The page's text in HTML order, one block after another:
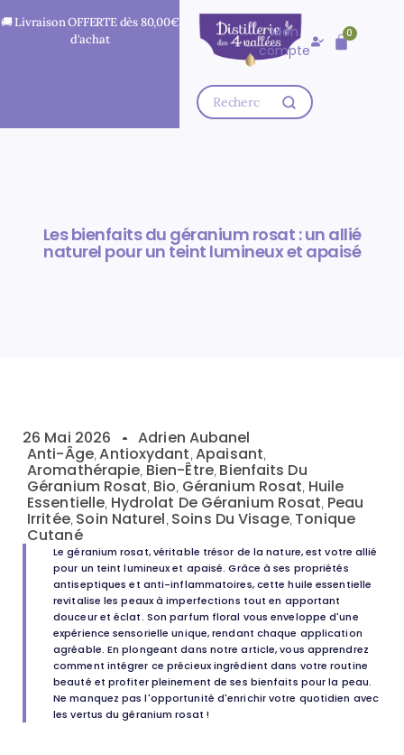
🚚 Livraison OFFERTE dès 80,00€
d'achat
Mon
compte
0
Les bienfaits du géranium rosat : un allié
naturel pour un teint lumineux et apaisé
26 Mai 2026 Adrien Aubanel
Anti-Âge,Antioxydant,Apaisant,
Aromathérapie, Bien-Être, Bienfaits Du
Géranium Rosat, Bio, Géranium Rosat, Huile
Essentielle, Hydrolat De Géranium Rosat, Peau
Irritée, Soin Naturel, Soins Du Visage, Tonique
Cutané
Le géranium rosat, véritable trésor de la nature, est votre allié
pour un teint lumineux et apaisé. Grâce à ses propriétés
antiseptiques et anti-inflammatoires, cette huile essentielle
revitalise les peaux à imperfections tout en apportant
douceur et éclat. Son parfum floral vous enveloppe d'une
expérience sensorielle unique, rendant chaque application
agréable. En plongeant dans notre article, vous apprendrez
comment intégrer ce précieux ingrédient dans votre routine
beauté et profiter pleinement de ses bienfaits pour la peau.
Ne manquez pas l'opportunité d'enrichir votre quotidien avec
les vertus du géranium rosat !